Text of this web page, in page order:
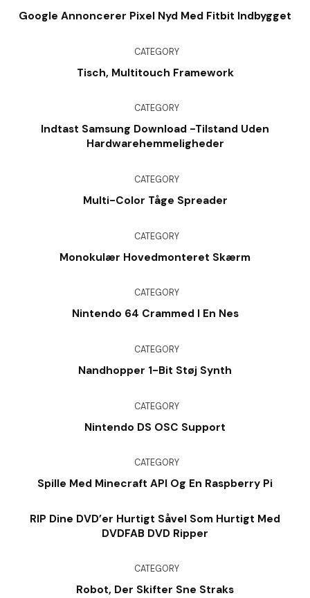
Google Annoncerer Pixel Nyd Med Fitbit Indbygget
CATEGORY
Tisch, Multitouch Framework
CATEGORY
Indtast Samsung Download -tilstand Uden
Hardwarehemmeligheder
CATEGORY
Multi-Color Tåge Spreader
CATEGORY
Monokulær Hovedmonteret Skærm
CATEGORY
Nintendo 64 Crammed I En Nes
CATEGORY
Nandhopper 1-Bit Støj Synth
CATEGORY
Nintendo DS OSC Support
CATEGORY
Spille Med Minecraft API Og En Raspberry Pi
RIP Dine DVD’er Hurtigt Såvel Som Hurtigt Med
DVDFAB DVD Ripper
CATEGORY
Robot, Der Skifter Sne Straks